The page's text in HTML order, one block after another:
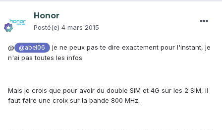
Honor
Posté(e) 4 mars 2015
@ @abel06
je ne peux pas te dire exactement pour l'instant, je
n'ai pas toutes les infos.
Mais je crois que pour avoir du double SIM et 4G sur les 2 SIM, il
faut faire une croix sur la bande 800 MHz.